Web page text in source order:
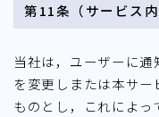
第11条（サービス内
当社は，ユーザーに
を変更しまたは本サ
ものとし，これによ